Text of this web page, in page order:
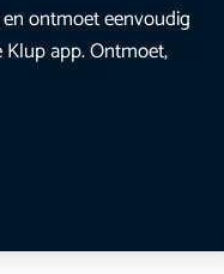
ontmoet eenvoudig
app. Ontmoet,